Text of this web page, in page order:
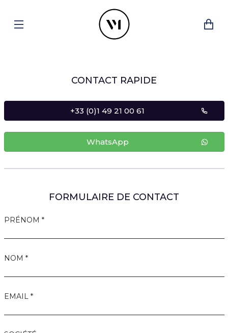
CONTACT RAPIDE
+33 (0)1 49 21 00 61
WhatsApp
FORMULAIRE DE CONTACT
PRÉNOM *
NOM *
EMAIL *